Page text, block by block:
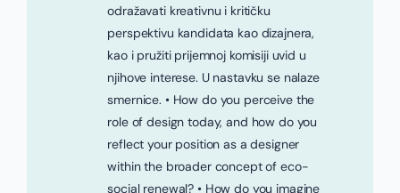
odražavati kreativnu i kritičku
perspektivu kandidata kao dizajnera,
kao i pružiti prijemnoj komisiji uvid u
njihove interese. U nastavku se nalaze
smernice. • How do you perceive the
role of design today, and how do you
reflect your position as a designer
within the broader concept of eco-
social renewal? • How do you imagine